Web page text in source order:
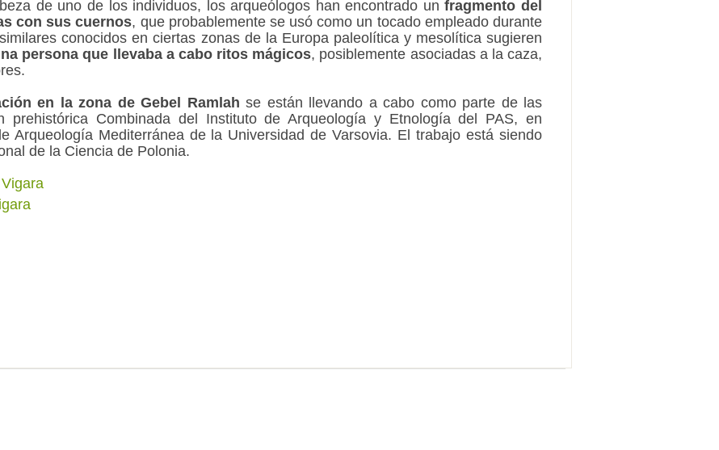
de uno de los individuos, los arqueólogos han encontrado unfragmento del
con sus cuernos, que probablemente se usó como un tocado empleado durante
conocidos en ciertas zonas de la Europa paleolítica y mesolítica sugieren
persona que llevaba a cabo ritos mágicos, posiblemente asociadas a la caza,
en la zona de Gebel Ramlah se están llevando a cabo como parte de las
prehistórica Combinada del Instituto de Arqueología y Etnología del PAS, en
Arqueología Mediterránea de la Universidad de Varsovia. El trabajo está siendo
de la Ciencia de Polonia.